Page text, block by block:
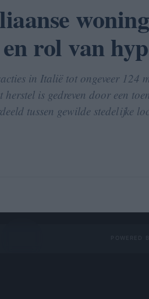
rol van
in Italië tot ongeveer 124
is gedreven door een
tussen gewilde stedelijke